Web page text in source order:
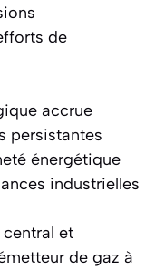
de
accrue
persistantes
énergétique
industrielles
et
de gaz à